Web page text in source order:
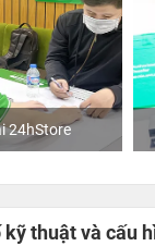
Ca
thuật và cấu